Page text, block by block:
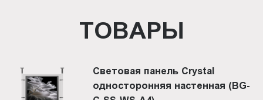
ТОВАРЫ
Световая панель Crystal
односторонняя настенная (BG-